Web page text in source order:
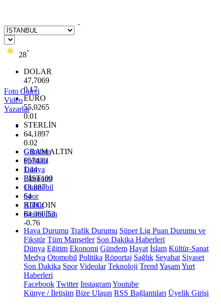
28°
DOLAR
47,7069
0.17
EURO
55,0265
0.01
STERLİN
64,1897
0.02
GRAM ALTIN
6574.81
1.44
BİST100
13.887
64
BITCOIN
64.360,53
-0.76
Foto Galeri
Video
Yazarlar
Gündem
Politika
Dünya
Ekonomi
Otomobil
Spor
Kültür
Resmi İlan
Hava Durumu Trafik Durumu Süper Lig Puan Durumu ve
Fikstür Tüm Manşetler Son Dakika Haberleri
Dünya Eğitim Ekonomi Gündem Hayat İslam Kültür-Sanat
Medya Otomobil Politika Röportaj Sağlık Seyahat Siyaset
Son Dakika Spor Videolar Teknoloji Trend YaşamYurt
Haberleri
Facebook Twitter InstagramYoutube
Künye / İletişim Bize Ulaşın RSS Bağlantıları Üyelik Girişi